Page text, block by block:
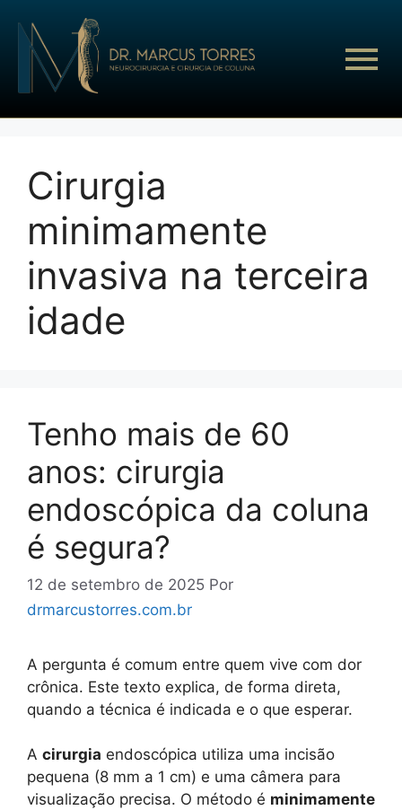
Cirurgia
minimamente
invasiva na terceira
idade
Tenho mais de 60
anos: cirurgia
endoscópica da coluna
é segura?
12 de setembro de 2025 Por
drmarcustorres.com.br
A pergunta é comum entre quem vive com dor
crônica. Este texto explica, de forma direta,
quando a técnica é indicada e o que esperar.
A cirurgia endoscópica utiliza uma incisão
pequena (8 mm a 1 cm) e uma câmera para
visualização precisa. O método é minimamente